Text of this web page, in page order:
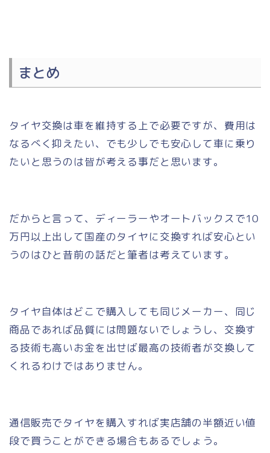
まとめ
タイヤ交換は車を維持する上で必要ですが、費用は
なるべく抑えたい、でも少しでも安心して車に乗り
たいと思うのは皆が考える事だと思います。
だからと言って、ディーラーやオートバックスで10
万円以上出して国産のタイヤに交換すれば安心とい
うのはひと昔前の話だと筆者は考えています。
タイヤ自体はどこで購入しても同じメーカー、同じ
商品であれば品質には問題ないでしょうし、交換す
る技術も高いお金を出せば最高の技術者が交換して
くれるわけではありません。
通信販売でタイヤを購入すれば実店舗の半額近い値
段で買うことができる場合もあるでしょう。